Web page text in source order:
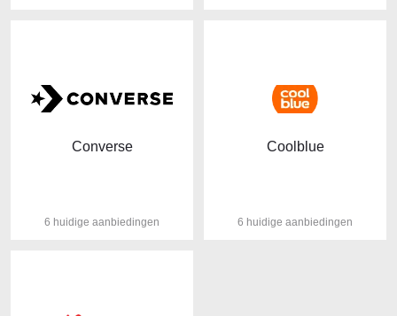
Converse
6 huidige aanbiedingen
Coolblue
6 huidige aanbiedingen